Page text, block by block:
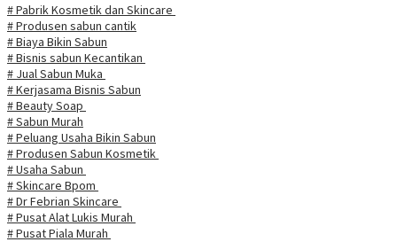
# Pabrik Kosmetik dan Skincare
# Produsen sabun cantik
# Biaya Bikin Sabun
# Bisnis sabun Kecantikan
# Jual Sabun Muka
# Kerjasama Bisnis Sabun
# Beauty Soap
# Sabun Murah
# Peluang Usaha Bikin Sabun
# Produsen Sabun Kosmetik
# Usaha Sabun
# Skincare Bpom
# Dr Febrian Skincare
# Pusat Alat Lukis Murah
# Pusat Piala Murah